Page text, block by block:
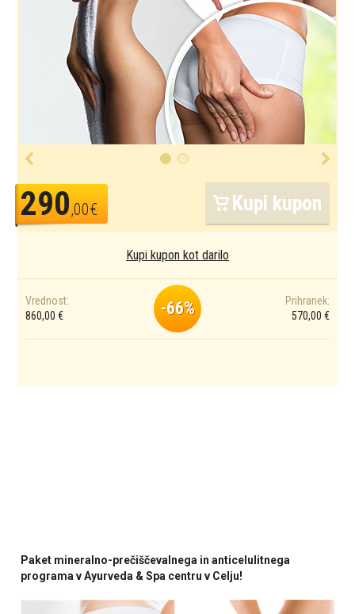
290,00€ Kupi kupon
Kupi kupon kot darilo
Vrednost:
860,00 €
-66%
Prihranek:
570,00 €
Paket mineralno-prečiščevalnega in anticelulitnega
programa v Ayurveda & Spa centru v Celju!